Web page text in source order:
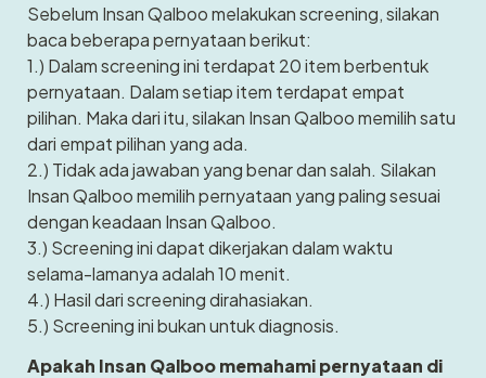
Sebelum Insan Qalboo melakukan screening, silakan
baca beberapa pernyataan berikut:
1.) Dalam screening ini terdapat 20 item berbentuk
pernyataan. Dalam setiap item terdapat empat
pilihan. Maka dari itu, silakan Insan Qalboo memilih satu
dari empat pilihan yang ada.
2.) Tidak ada jawaban yang benar dan salah. Silakan
Insan Qalboo memilih pernyataan yang paling sesuai
dengan keadaan Insan Qalboo.
3.) Screening ini dapat dikerjakan dalam waktu
selama-lamanya adalah 10 menit.
4.) Hasil dari screening dirahasiakan.
5.) Screening ini bukan untuk diagnosis.
Apakah Insan Qalboo memahami pernyataan di